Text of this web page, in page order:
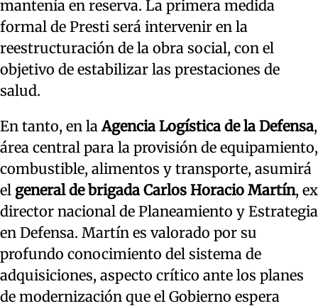
mantenía en reserva. La primera medida
formal de Presti será intervenir en la
reestructuración de la obra social, con el
objetivo de estabilizar las prestaciones de
salud.
En tanto, en laAgencia Logística de la Defensa,
área central para la provisión de equipamiento,
combustible, alimentos y transporte, asumirá
el general de brigada Carlos Horacio Martín, ex
director nacional de Planeamiento y Estrategia
en Defensa. Martín es valorado por su
profundo conocimiento del sistema de
adquisiciones, aspecto crítico ante los planes
de modernización que el Gobierno espera